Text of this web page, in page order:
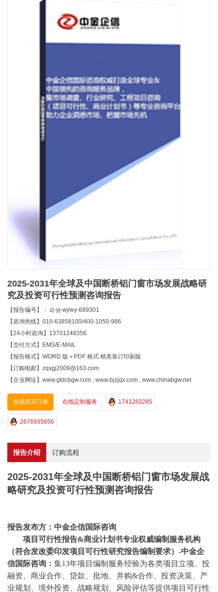
2025-2031年全球及中国断桥铝门窗市场发展战略研
究及投资可行性预测咨询报告
【报告编号】： zj-yj-wj/wy-689301
【咨询热线】010-63858100/400-1050-986
【24小时咨询】13701248356
【交付方式】EMS/E-MAIL
【报告格式】WORD 版＋PDF 格式 精美装订印刷版
【订购电邮】zqxgj2009@163.com
【企业网址】www.gtdcbgw.com , www.bjzjqx.com , www.chinabgw.net
在线填写订单 在线定制服务 1741283285
2676935656
报告介绍 订购流程
2025-2031年全球及中国断桥铝门窗市场发展战
略研究及投资可行性预测咨询报告
报告发布方：中金企信国际咨询
项目可行性报告&商业计划书专业权威编制服务机构
（符合发改委印发项目可行性研究报告编制要求）-中金企
信国际咨询： 集13年项目编制服务经验为各类项目立项、投
融资、商业合作、贷款、批地、并购&合作、投资决策、产
业规划、境外投资、战略规划、风险评估等提供项目可行性